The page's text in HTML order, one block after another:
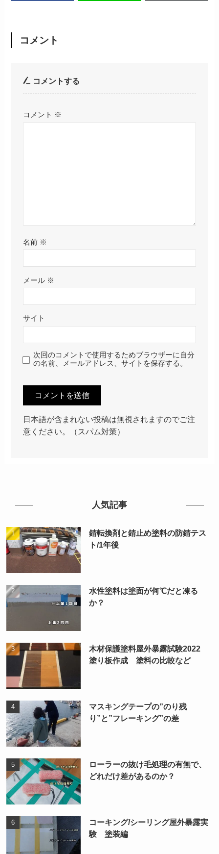
コメント
コメントする
コメント ※
名前 ※
メール ※
サイト
次回のコメントで使用するためブラウザーに自分
の名前、メールアドレス、サイトを保存する。
日本語が含まれない投稿は無視されますのでご注
意ください。（スパム対策）
人気記事
錆転換剤と錆止め塗料の防錆テス
ト/1年後
水性塗料は塗面が何℃だと凍る
か？
木材保護塗料屋外暴露試験2022
塗り板作成 塗料の比較など
マスキングテープの”のり残
り”と”フレーキング”の差
ローラーの抜け毛処理の有無で、
どれだけ差があるのか？
コーキング/シーリング屋外暴露実
験 塗装編